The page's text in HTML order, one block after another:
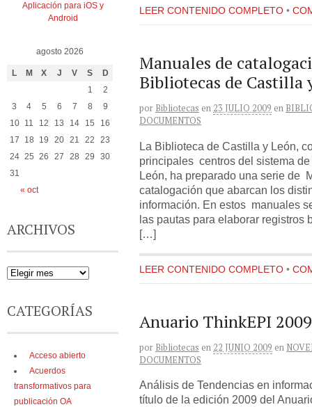
LEER CONTENIDO COMPLETO •
Manuales de
Bibliotecas de Castilla
por Bibliotecas en 23 JULIO 2009 en
DOCUMENTOS
La Biblioteca de Castilla y León,
principales centros del sistema
León, ha preparado una serie de
catalogación que abarcan los
información. En estos manuales
las pautas para elaborar registros
[…]
LEER CONTENIDO COMPLETO •
Anuario ThinkEPI 2009
por Bibliotecas en 22 JUNIO 2009 en
DOCUMENTOS
Análisis de Tendencias en
título de la edición 2009 del
Aplicación para iOS y
Android
agosto 2026
L M X J V S D
« oct
1
2
3
4 5 6 7 8
9
10
11 12 13 14 15
16
17
18 19 20 21 22
23
24 25 26 27 28 29
30
31
ARCHIVOS
CATEGORÍAS
Acceso abierto
Acuerdos
transformativos para
publicación OA